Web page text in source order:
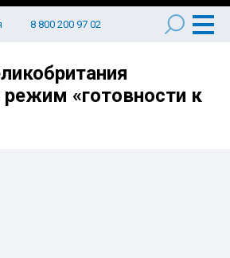
8 800 200 97 02
режим «готовности к